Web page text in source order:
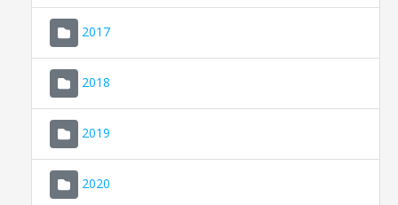
2017
2018
2019
2020